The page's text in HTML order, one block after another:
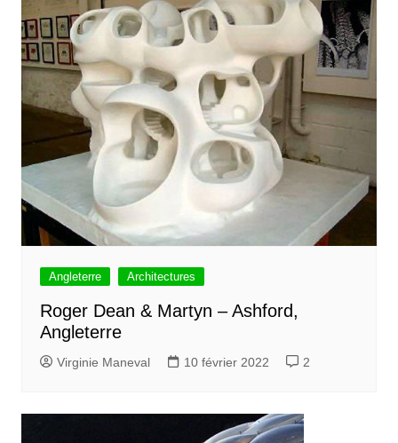
Angleterre Architectures
Roger Dean & Martyn – Ashford,
Angleterre
Virginie Maneval 10 février 2022 2